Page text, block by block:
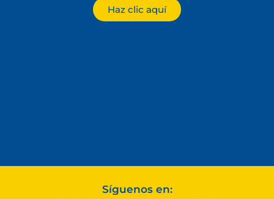
Haz clic aquí
Síguenos en: